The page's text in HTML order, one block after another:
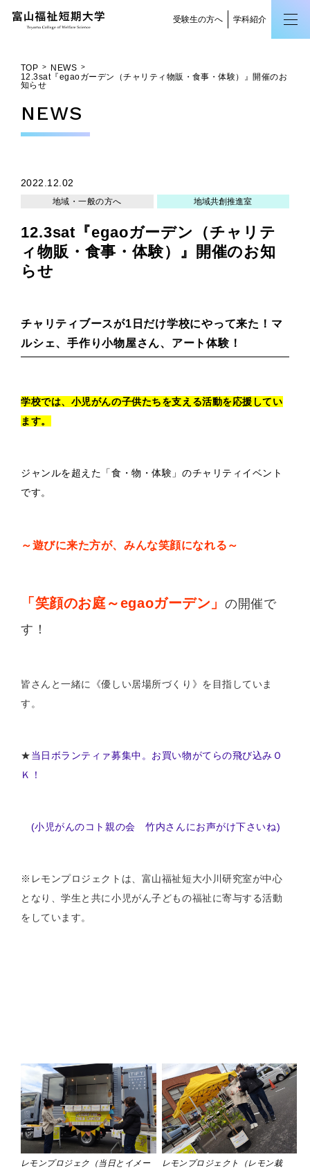
受験生の方へ 学科紹介
TOP
NEWS
12.3sat『egaoガーデン（チャリティ物販・食事・体験）』開催のお
知らせ
NEWS
2022.12.02
地域・一般の方へ 地域共創推進室
12.3sat『egaoガーデン（チャリテ
ィ物販・食事・体験）』開催のお知
らせ
チャリティブースが1日だけ学校にやって来た！マ
ルシェ、手作り小物屋さん、アート体験！
学校では、小児がんの子供たちを支える活動を応援してい
ます。
ジャンルを超えた「食・物・体験」のチャリティイベント
です。
～遊びに来た方が、みんな笑顔になれる～
「笑顔のお庭～egaoガーデン」 の開催で
す！
皆さんと一緒に《優しい居場所づくり》を目指していま
す。
★当日ボランティァ募集中。お買い物がてらの飛び込みＯ
Ｋ！
(小児がんのコト親の会 竹内さんにお声がけ下さいね)
※レモンプロジェクトは、富山福祉短大小川研究室が中心
となり、学生と共に小児がん子どもの福祉に寄与する活動
をしています。
レモンプロジェク（当日とイメー
レモンプロジェクト（レモン栽